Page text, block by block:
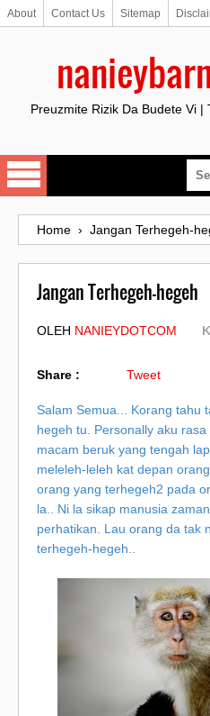
About Contact Us Sitemap
Preuzmite Rizik Da Budete Vi |
Home › Jangan Terhegeh-
Jangan Terhegeh-hegeh
OLEH NANIEYDOTCOM
Share : Tweet
Salam Semua... Korang tahu
hegeh tu. Personally aku
macam beruk yang tengah
meleleh-leleh kat depan
orang yang terhegeh2 pada
la.. Ni la sikap manusia
perhatikan. Lau orang da tak
terhegeh-hegeh..